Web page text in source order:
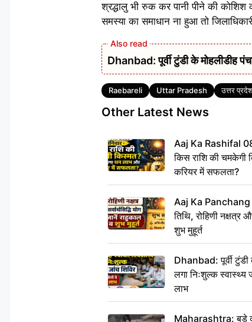
श्रद्धालु भी रुक कर पानी पीने की
समस्या का समाधान ना हुआ तो
Dhanbad: पूर्वी टुंडी के मोहलीडीह
Tags
Raebareli Uttar Pradesh उत्तर प्रदेश
Other Latest News
Aaj Ka Rashifal
किस राशि की
करियर में सफलता?
Aaj Ka
तिथि, रोहिणी नक्षत्र
शुभ मुहूर्त
Dhanbad: पूर्वी
लगा निःशुल्क स्वास्थ्य
लाभ
Maharashtra: बड़े